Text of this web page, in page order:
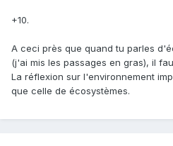
- ils combattent la création de
décarbonée efficace et
dans le monde
- ils encouragent et propagent
les ENR qui obligent à pallier
+10.
A ceci près que quand tu parles
(j'ai mis les passages en gras), il
La réflexion sur l'environnement
que celle de écosystèmes.